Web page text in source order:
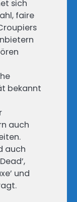
sich
faire
bekannt
auch
auch
und